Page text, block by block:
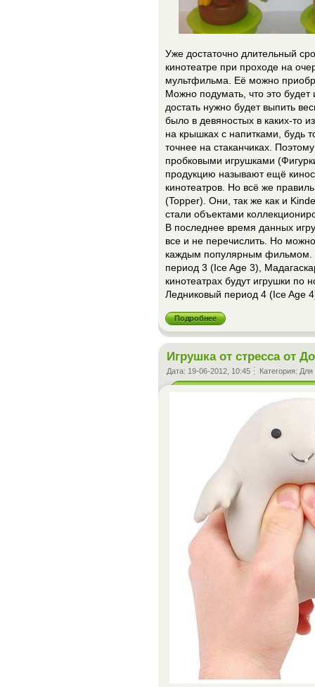
Уже достаточно длительный
кинотеатре при проходе на
мультфильма. Её можно
Можно подумать, что это
достать нужно будет выпить
было в девяностых в каких-то
на крышках с напитками, будь
точнее на стаканчиках.
пробковыми игрушками
продукцию называют ещё
кинотеатров. Но всё же
(Topper). Они, так же как и
стали объектами
В последнее время данных
все и не перечислить. Но
каждым популярным фильмом.
период 3 (Ice Age 3),
кинотеатрах будут игрушки
Ледниковый период 4 (Ice Age
Подробнее
Игрушка от стресса от
Дата: 19-06-2012, 10:45 Категория: Для